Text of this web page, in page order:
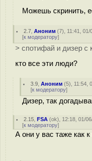
Можешь скринить,
2.7 ,Аноним (7), 11:41, 01/
[к модератору]
> спотифай и дизер с
кто все эти люди?
3.9 ,Аноним (5), 11:54,
[к модератору]
Дизер, так
2.15 ,FSA (ok), 12:18, 01/
[к модератору]
А они у вас таже как